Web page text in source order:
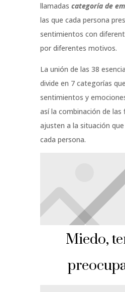
llamadas categoría de
las que cada persona
sentimientos con
por diferentes motivos.
La unión de las 38
divide en 7 categorías
sentimientos y
así la combinación de las
ajusten a la situación
cada persona.
Miedo,